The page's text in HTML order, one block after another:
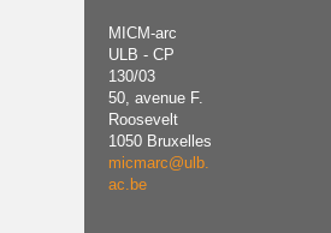
MICM-arc
ULB - CP
130/03
50, avenue F.
Roosevelt
1050 Bruxelles
micmarc@ulb.
ac.be